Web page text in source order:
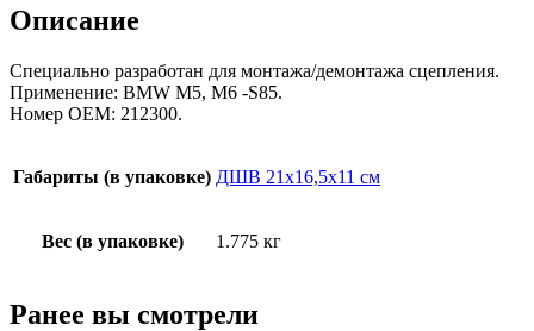
Описание
Специально разработан для монтажа/демонтажа сцепления.
Применение: BMW M5, M6 -S85.
Номер OEM: 212300.
Габариты (в упаковке) ДШВ 21х16,5х11 см
Вес (в упаковке) 1.775 кг
Ранее вы смотрели